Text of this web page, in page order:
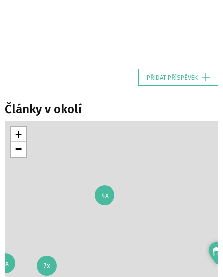
PŘIDAT PŘÍSPĚVEK
Články v okolí
4x
3x 7x
+
−